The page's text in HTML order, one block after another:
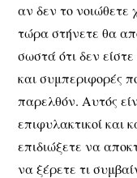
αν δεν το νοιώθετε
τώρα στήνετε θα
σωστά ότι δεν
και συμπεριφορές
παρελθόν. Αυτός
επιφυλακτικοί και
επιδιώξετε να
να ξέρετε τι